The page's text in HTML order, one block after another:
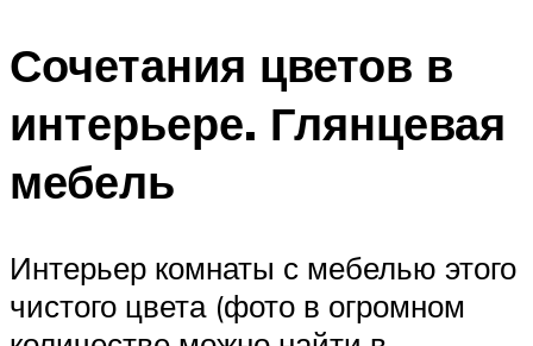
Сочетания цветов в
интерьере. Глянцевая
мебель
Интерьер комнаты с мебелью этого
чистого цвета (фото в огромном